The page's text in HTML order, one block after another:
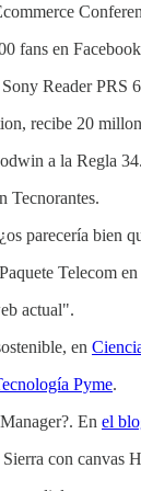
fans en
Reader PRS
recibe 20
a la Regla
Tecnorantes.
parecería bien
Telecom
actual".
en
Pyme.
En el
con canvas